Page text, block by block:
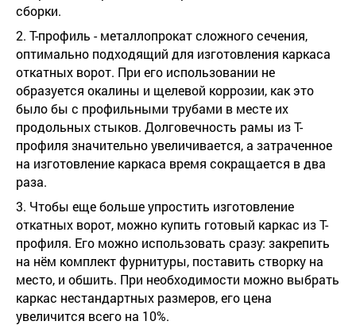
сборки.
2. Т-профиль - металлопрокат сложного сечения,
оптимально подходящий для изготовления каркаса
откатных ворот. При его использовании не
образуется окалины и щелевой коррозии, как это
было бы с профильными трубами в месте их
продольных стыков. Долговечность рамы из Т-
профиля значительно увеличивается, а затраченное
на изготовление каркаса время сокращается в два
раза.
3. Чтобы еще больше упростить изготовление
откатных ворот, можно купить готовый каркас из Т-
профиля. Его можно использовать сразу: закрепить
на нём комплект фурнитуры, поставить створку на
место, и обшить. При необходимости можно выбрать
каркас нестандартных размеров, его цена
увеличится всего на 10%.